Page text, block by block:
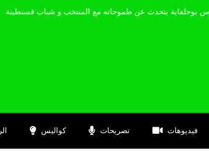
الحارس بوحلفاية يتحدث عن طموحاته مع المنتخب و
كواليس تصريحات فيديوهات